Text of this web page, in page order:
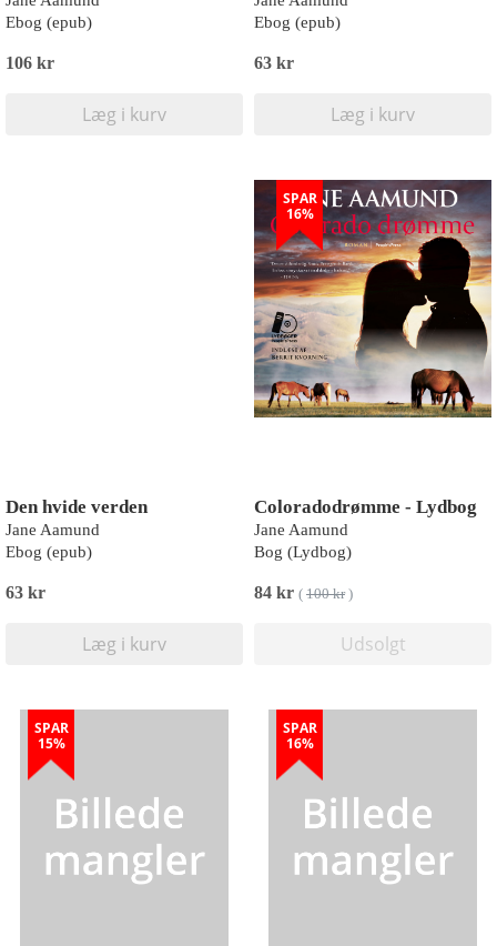
Ebog (epub)
106 kr
Læg i kurv
Ebog (epub)
63 kr
Læg i kurv
Den hvide verden
Jane Aamund
Ebog (epub)
63 kr
Læg i kurv
SPAR
16%
Coloradodrømme - Lydbog
Jane Aamund
Bog (Lydbog)
84 kr ( 100 kr)
Udsolgt
SPAR
15%
SPAR
16%